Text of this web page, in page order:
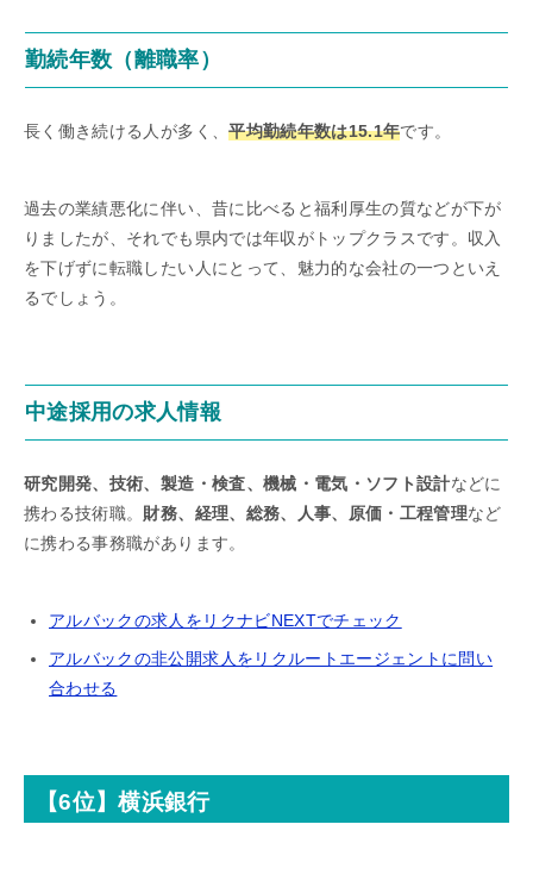
勤続年数（離職率）
長く働き続ける人が多く、平均勤続年数は15.1年です。
過去の業績悪化に伴い、昔に比べると福利厚生の質などが下が
りましたが、それでも県内では年収がトップクラスです。収入
を下げずに転職したい人にとって、魅力的な会社の一つといえ
るでしょう。
中途採用の求人情報
研究開発、技術、製造・検査、機械・電気・ソフト設計などに
携わる技術職。 財務、経理、総務、人事、原価・工程管理など
に携わる事務職があります。
アルバックの求人をリクナビNEXTでチェック
アルバックの非公開求人をリクルートエージェントに問い
合わせる
【6位】横浜銀行